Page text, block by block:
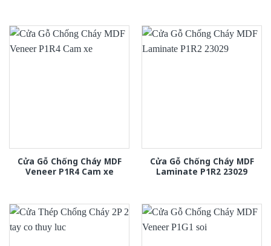
Cửa Gỗ Chống Cháy MDF
Veneer P1R4 Cam xe
Cửa Gỗ Chống Cháy MDF
Laminate P1R2 23029